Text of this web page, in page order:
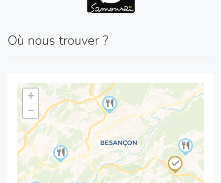
Où nous trouver ?
+
−